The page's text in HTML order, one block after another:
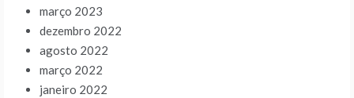
março 2023
dezembro 2022
agosto 2022
março 2022
janeiro 2022